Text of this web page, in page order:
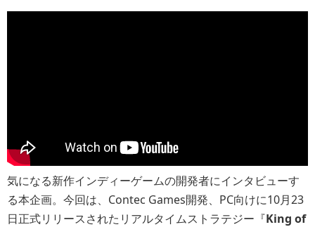
気になる新作インディーゲームの開発者にインタビューす
る本企画。今回は、Contec Games開発、PC向けに10月23
日正式リリースされたリアルタイムストラテジー『King of